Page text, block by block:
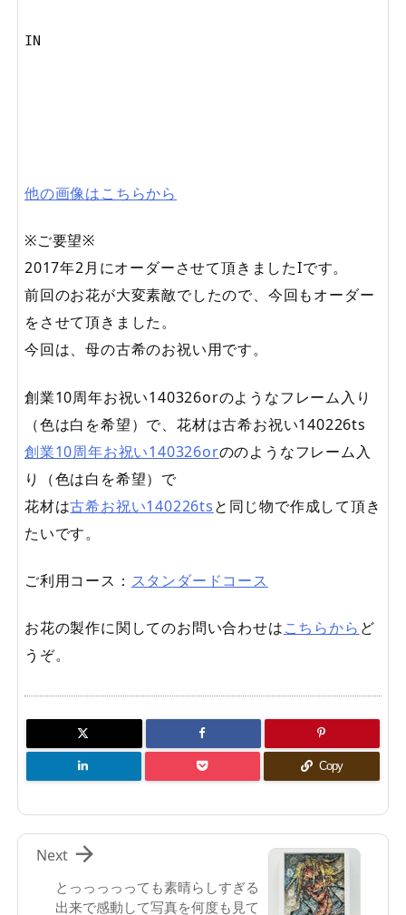
IN
他の画像はこちらから
※ご要望※
2017年2月にオーダーさせて頂きましたIです。
前回のお花が大変素敵でしたので、今回もオーダー
をさせて頂きました。
今回は、母の古希のお祝い用です。
創業10周年お祝い140326orのようなフレーム入り
（色は白を希望）で、花材は古希お祝い140226ts
創業10周年お祝い140326orののようなフレーム入
り（色は白を希望）で
花材は古希お祝い140226tsと同じ物で作成して頂き
たいです。
ご利用コース： スタンダードコース
お花の製作に関してのお問い合わせはこちらから ど
うぞ。
Copy
とっっっっっても素晴らしすぎる
出来で感動して写真を何度も見て

Next